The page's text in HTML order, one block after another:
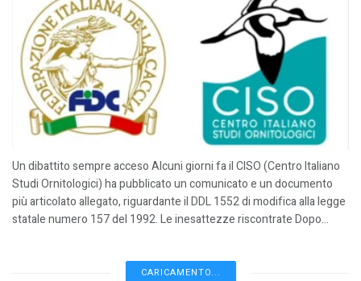
Un dibattito sempre acceso Alcuni giorni fa il CISO (Centro Italiano
Studi Ornitologici) ha pubblicato un comunicato e un documento
più articolato allegato, riguardante il DDL 1552 di modifica alla legge
statale numero 157 del 1992. Le inesattezze riscontrate Dopo...
CARICAMENTO...